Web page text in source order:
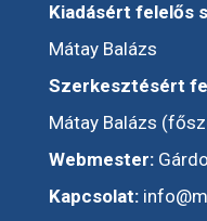
Kiadásért felelős
Mátay Balázs
Szerkesztésért
Mátay Balázs
Webmester:
Kapcsolat: